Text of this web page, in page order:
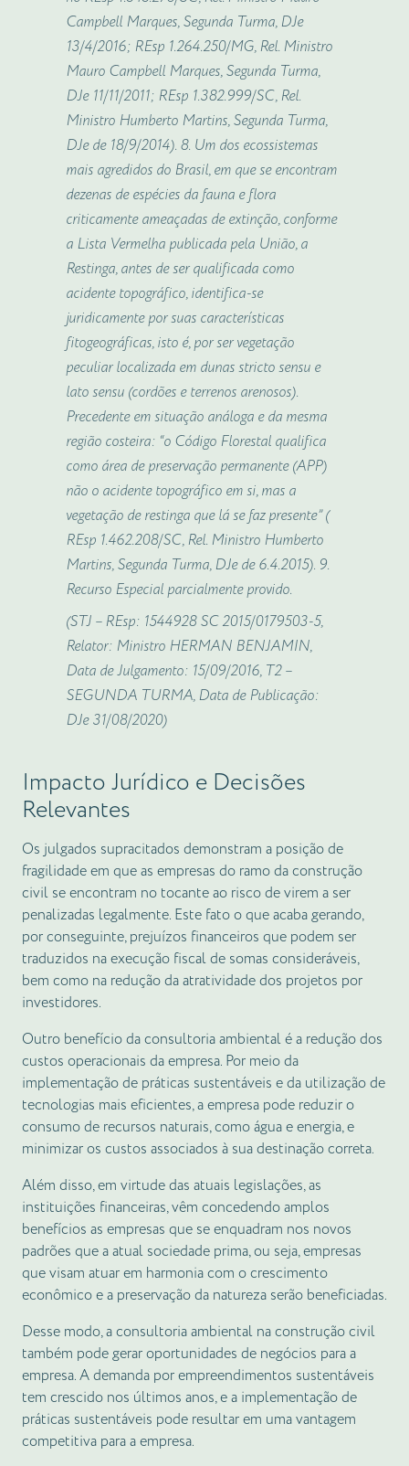
Campbell Marques, Segunda Turma, DJe
13/4/2016; REsp 1.264.250/MG, Rel. Ministro
Mauro Campbell Marques, Segunda Turma,
DJe 11/11/2011; REsp 1.382.999/SC, Rel.
Ministro Humberto Martins, Segunda Turma,
DJe de 18/9/2014). 8. Um dos ecossistemas
mais agredidos do Brasil, em que se encontram
dezenas de espécies da fauna e flora
criticamente ameaçadas de extinção, conforme
a Lista Vermelha publicada pela União, a
Restinga, antes de ser qualificada como
acidente topográfico, identifica-se
juridicamente por suas características
fitogeográficas, isto é, por ser vegetação
peculiar localizada em dunas stricto sensu e
lato sensu (cordões e terrenos arenosos).
Precedente em situação análoga e da mesma
região costeira: “o Código Florestal qualifica
como área de preservação permanente (APP)
não o acidente topográfico em si, mas a
vegetação de restinga que lá se faz presente” (
REsp 1.462.208/SC, Rel. Ministro Humberto
Martins, Segunda Turma, DJe de 6.4.2015). 9.
Recurso Especial parcialmente provido.
(STJ – REsp: 1544928 SC 2015/0179503-5,
Relator: Ministro HERMAN BENJAMIN,
Data de Julgamento: 15/09/2016, T2 –
SEGUNDA TURMA, Data de Publicação:
DJe 31/08/2020)
Impacto Jurídico e Decisões
Relevantes
Os julgados supracitados demonstram a posição de
fragilidade em que as empresas do ramo da construção
civil se encontram no tocante ao risco de virem a ser
penalizadas legalmente. Este fato o que acaba gerando,
por conseguinte, prejuízos financeiros que podem ser
traduzidos na execução fiscal de somas consideráveis,
bem como na redução da atratividade dos projetos por
investidores.
Outro benefício da consultoria ambiental é a redução dos
custos operacionais da empresa. Por meio da
implementação de práticas sustentáveis e da utilização de
tecnologias mais eficientes, a empresa pode reduzir o
consumo de recursos naturais, como água e energia, e
minimizar os custos associados à sua destinação correta.
Além disso, em virtude das atuais legislações, as
instituições financeiras, vêm concedendo amplos
benefícios as empresas que se enquadram nos novos
padrões que a atual sociedade prima, ou seja, empresas
que visam atuar em harmonia com o crescimento
econômico e a preservação da natureza serão beneficiadas.
Desse modo, a consultoria ambiental na construção civil
também pode gerar oportunidades de negócios para a
empresa. A demanda por empreendimentos sustentáveis
tem crescido nos últimos anos, e a implementação de
práticas sustentáveis pode resultar em uma vantagem
competitiva para a empresa.